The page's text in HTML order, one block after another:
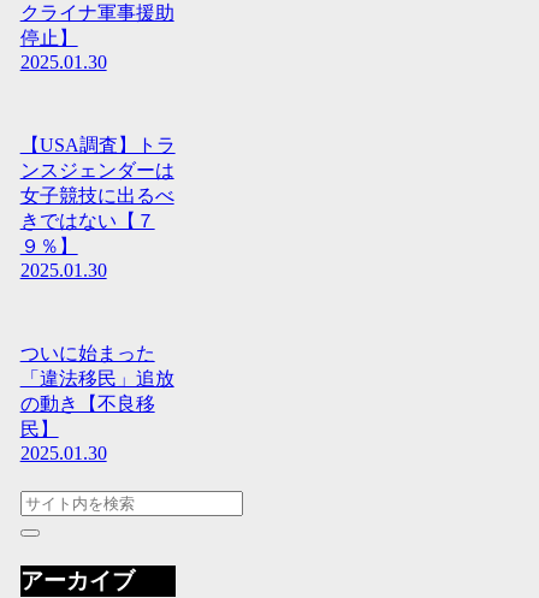
クライナ軍事援助
停止】
2025.01.30
【USA調査】トラ
ンスジェンダーは
女子競技に出るべ
きではない【７
９％】
2025.01.30
ついに始まった
「違法移民」追放
の動き【不良移
民】
2025.01.30
アーカイブ